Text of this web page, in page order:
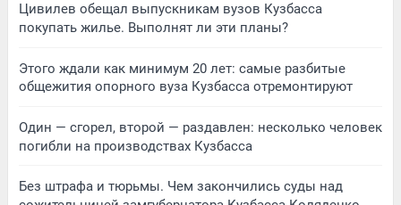
Цивилев обещал выпускникам вузов Кузбасса
покупать жилье. Выполнят ли эти планы?
Этого ждали как минимум 20 лет: самые разбитые
общежития опорного вуза Кузбасса отремонтируют
Один — сгорел, второй — раздавлен: несколько человек
погибли на производствах Кузбасса
Без штрафа и тюрьмы. Чем закончились суды над